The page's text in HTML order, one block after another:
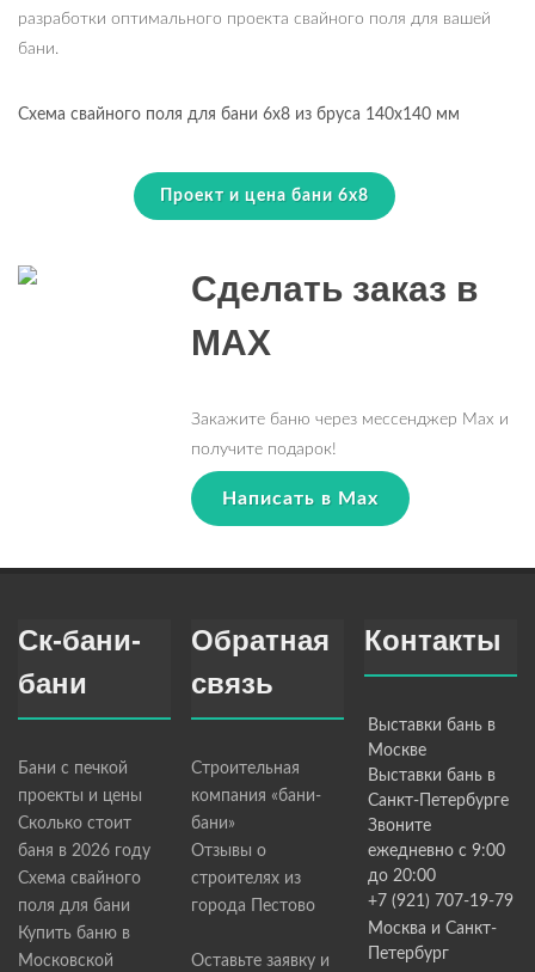
разработки оптимального проекта свайного поля для вашей
бани.
Схема свайного поля для бани 6х8 из бруса 140х140 мм
Проект и цена бани 6х8
Сделать заказ в
MAX
Закажите баню через мессенджер Max и
получите подарок!
Написать в Max
Ск-бани-
бани
Бани с печкой
проекты и цены
Сколько стоит
баня в 2026 году
Схема свайного
поля для бани
Купить баню в
Московской
Обратная
связь
Строительная
компания «бани-
бани»
Отзывы о
строителях из
города Пестово
Оставьте заявку и
Контакты
Выставки бань в
Москве
Выставки бань в
Санкт-Петербурге
Звоните
ежедневно с 9:00
до 20:00
+7 (921) 707-19-79
Москва и Санкт-
Петербург